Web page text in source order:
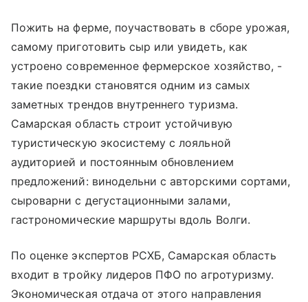
Пожить на ферме, поучаствовать в сборе урожая,
самому приготовить сыр или увидеть, как
устроено современное фермерское хозяйство, -
такие поездки становятся одним из самых
заметных трендов внутреннего туризма.
Самарская область строит устойчивую
туристическую экосистему с лояльной
аудиторией и постоянным обновлением
предложений: винодельни с авторскими сортами,
сыроварни с дегустационными залами,
гастрономические маршруты вдоль Волги.
По оценке экспертов РСХБ, Самарская область
входит в тройку лидеров ПФО по агротуризму.
Экономическая отдача от этого направления